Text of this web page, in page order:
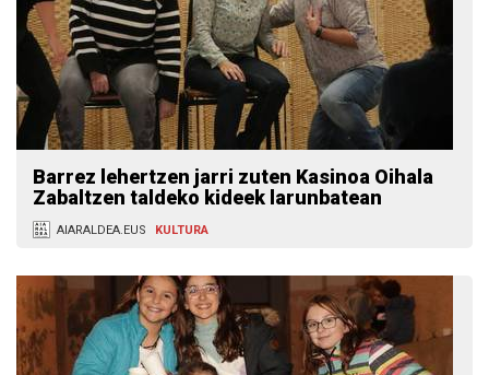
Barrez lehertzen jarri zuten Kasinoa Oihala
Zabaltzen taldeko kideek larunbatean
AIARALDEA.EUS KULTURA